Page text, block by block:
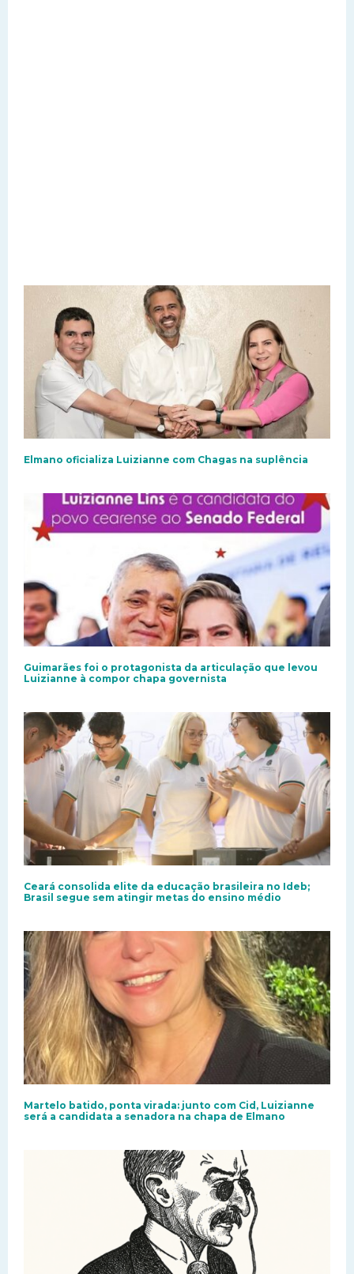
Elmano oficializa Luizianne com Chagas na suplência
Guimarães foi o protagonista da articulação que levou
Luizianne à compor chapa governista
Ceará consolida elite da educação brasileira no Ideb;
Brasil segue sem atingir metas do ensino médio
Martelo batido, ponta virada: junto com Cid, Luizianne
será a candidata a senadora na chapa de Elmano